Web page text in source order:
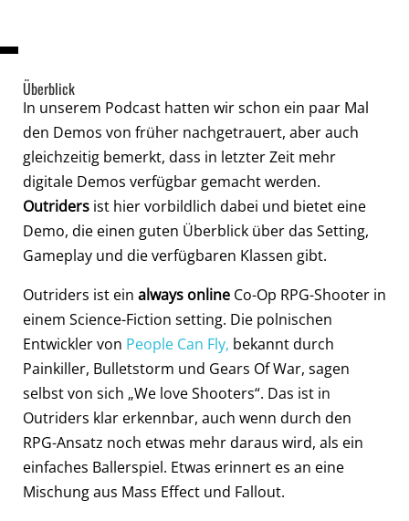
Überblick
In unserem Podcast hatten wir schon ein paar Mal
den Demos von früher nachgetrauert, aber auch
gleichzeitig bemerkt, dass in letzter Zeit mehr
digitale Demos verfügbar gemacht werden.
Outriders ist hier vorbildlich dabei und bietet eine
Demo, die einen guten Überblick über das Setting,
Gameplay und die verfügbaren Klassen gibt.
Outriders ist ein always online Co-Op RPG-Shooter in
einem Science-Fiction setting. Die polnischen
Entwickler von People Can Fly, bekannt durch
Painkiller, Bulletstorm und Gears Of War, sagen
selbst von sich „We love Shooters“. Das ist in
Outriders klar erkennbar, auch wenn durch den
RPG-Ansatz noch etwas mehr daraus wird, als ein
einfaches Ballerspiel. Etwas erinnert es an eine
Mischung aus Mass Effect und Fallout.